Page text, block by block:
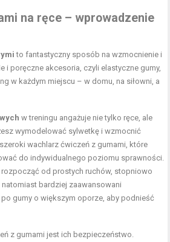
na ręce – wprowadzenie
to fantastyczny sposób na wzmocnienie i
i poręczne akcesoria, czyli elastyczne gumy,
w każdym miejscu – w domu, na siłowni, a
w treningu angażuje nie tylko ręce, ale
wymodelować sylwetkę i wzmocnić
wachlarz ćwiczeń z gumami, które
do indywidualnego poziomu sprawności.
od prostych ruchów, stopniowo
bardziej zaawansowani
gumy o większym oporze, aby podnieść
z gumami jest ich bezpieczeństwo.